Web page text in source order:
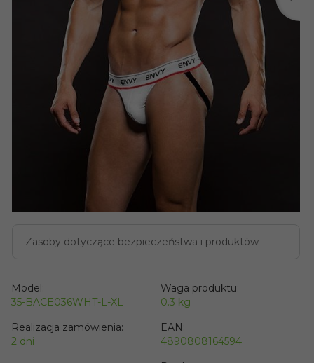
Zasoby dotyczące bezpieczeństwa i produktów
Model:
35-BACE036WHT-L-XL
Waga produktu:
0.3 kg
Realizacja zamówienia:
2 dni
EAN:
4890808164594